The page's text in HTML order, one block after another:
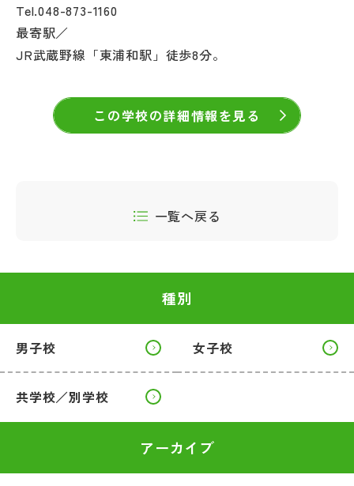
Tel.048-873-1160
最寄駅／
JR武蔵野線「東浦和駅」徒歩8分。
この学校の詳細情報を見る
一覧へ戻る
種別
男子校 女子校
共学校／別学校
アーカイブ